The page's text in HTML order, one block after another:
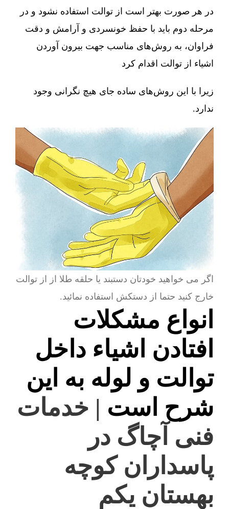
در هر صورت بهتر است از توالت استفاده نشود و در
مرحله دوم باید با حفظ خونسردی و آرامش و دقت
فراوان، به روش‌های مناسب جهت بیرون آوردن
اشیاء از توالت اقدام کرد
زیرا با این روش‌های ساده جای هیچ نگرانی وجود
ندارد.
اگر می خواهید خودتان دستبند یا حلقه طلا از از توالت
خارج کنید حتما از دستکش استفاده نمائید.
انواع مشکلات
افتادن اشیاء داخل
توالت و لوله به این
شرح است | خدمات
فنی آچاگ در
پاسداران کوچه
بهستان یکم